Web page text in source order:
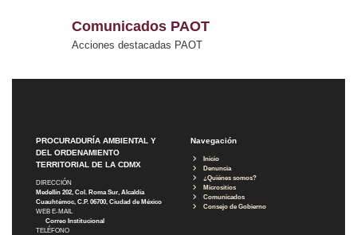
Comunicados PAOT
Acciones destacadas PAOT
PROCURADURÍA AMBIENTAL Y
DEL ORDENAMIENTO
TERRITORIAL DE LA CDMX
DIRECCIÓN
Medellín 202, Col. Roma Sur, Alcaldía
Cuauhtémoc, C.P. 06700, Ciudad de México
WEB E-MAIL
Correo Institucional
TELÉFONO
Navegación
Inicio
Denuncia
¿Quiénes somos?
Micrositios
Comunicados
Consejo de Gobierno